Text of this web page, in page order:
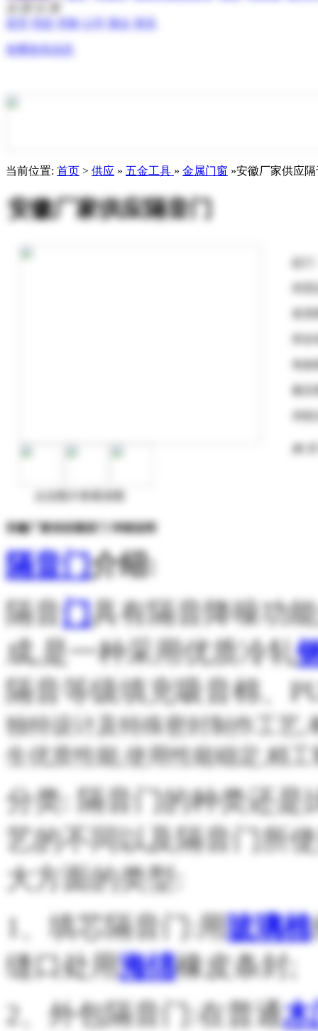
求购 展会
免费发布信息
当前位置: 首页 > 供应 » 五金工具 » 金属门窗 »安徽厂家供应
安徽厂家供应隔音门
安徽厂家供应隔音门 详细说明
隔音门介绍:
隔音门具有隔音降噪功
成,是一种采用优质冷轧
隔音等级填充吸音棉、
独特设计及特殊密封制作工艺
生优质性能,使用性能稳定,精
分类: 隔音门的种类还
艺的不同以及隔音门所
大方面的类型:
1 、填芯隔音门:用 玻璃棉
缝口处用海绵橡皮条封;
2 、外包隔音门:在普通木